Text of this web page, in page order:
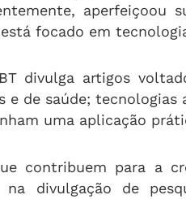
focado em
divulga artigos
e de saúde;
uma aplicação
contribuem para a
na divulgação de